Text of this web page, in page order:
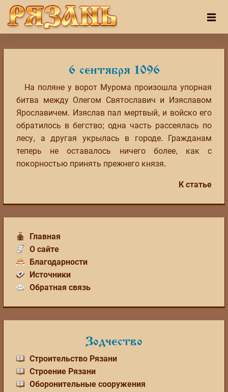
6 сентября 1096
На поляне у ворот Мурома произошла упорная
битва между Олегом Святославич и Изяславом
Ярославичем. Изяслав пал мертвый, и войско его
обратилось в бегство; одна часть рассеялась по
лесу, а другая укрылась в городе. Гражданам
теперь не оставалось ничего более, как с
покорностью принять прежнего князя.
К статье
Главная
О сайте
Благодарности
Источники
Обратная связь
Зодчество
Строительство Рязани
Строение Рязани
Оборонительные сооружения